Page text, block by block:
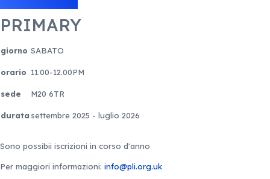
PRIMARY
giorno SABATO
orario 11.00-12.00PM
sede M20 6TR
durata settembre 2025 - luglio 2026
Sono possibii iscrizioni in corso d'anno
Per maggiori informazioni: info@pli.org.uk